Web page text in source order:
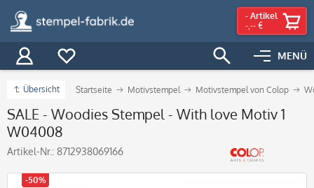
MENÜ
- Artikel
-,-- €
Übersicht Startseite Motivstempel Motivstempel von Colop
SALE - Woodies Stempel - With love Motiv 1
W04008
Artikel-Nr.: 8712938069166
-50%